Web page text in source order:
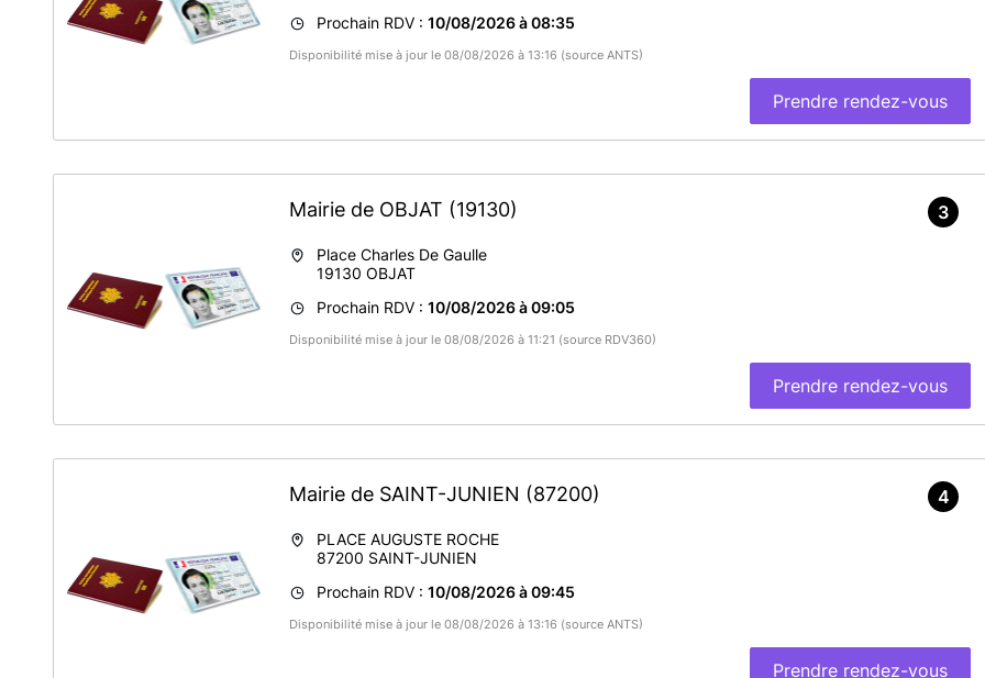
Prochain RDV : 10/08/2026 à 08:35
Disponibilité mise à jour le 08/08/2026 à 13:16 (source ANTS)
Prendre rendez-vous
Mairie de OBJAT (19130)
Place Charles De Gaulle
19130 OBJAT
Prochain RDV : 10/08/2026 à 09:05
Disponibilité mise à jour le 08/08/2026 à 11:21 (source RDV360)
Prendre rendez-vous
3
Mairie de SAINT-JUNIEN (87200)
PLACE AUGUSTE ROCHE
87200 SAINT-JUNIEN
Prochain RDV : 10/08/2026 à 09:45
Disponibilité mise à jour le 08/08/2026 à 13:16 (source ANTS)
Prendre rendez-vous
4